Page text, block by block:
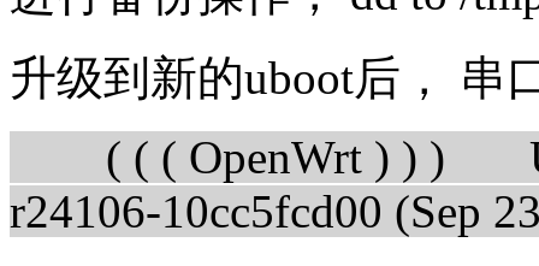
升级到新的uboot后， 串
( ( ( OpenWrt ) ) ) U-
r24106-10cc5fcd00 (Sep